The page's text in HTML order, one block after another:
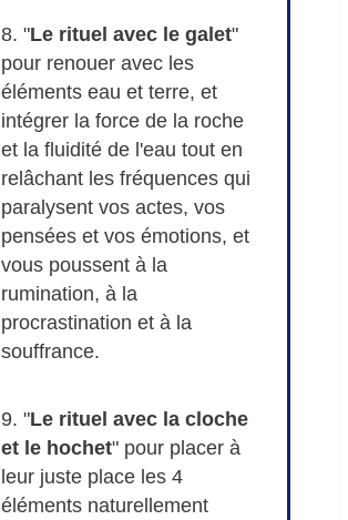
8. "Le rituel avec le galet"
pour renouer avec les
éléments eau et terre, et
intégrer la force de la roche
et la fluidité de l'eau tout en
relâchant les fréquences qui
paralysent vos actes, vos
pensées et vos émotions, et
vous poussent à la
rumination, à la
procrastination et à la
souffrance.
9. "Le rituel avec la cloche
et le hochet" pour placer à
leur juste place les 4
éléments naturellement